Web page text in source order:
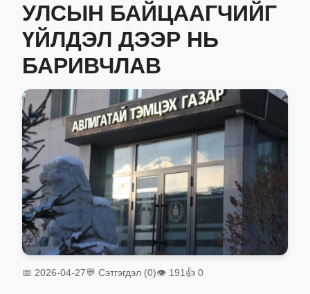
УЛСЫН БАЙЦААГЧИЙГ
ҮЙЛДЭЛ ДЭЭР НЬ
БАРИВЧЛАВ
📅 2026-04-27💬 Сэтгэгдэл (0)👁 191 👍 0